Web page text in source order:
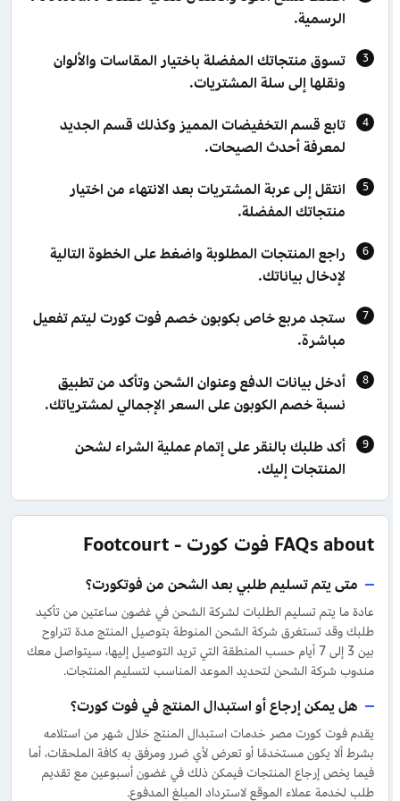
الرسمية.
تسوق منتجاتك المفضلة باختيار المقاسات والألوان
ونقلها إلى سلة المشتريات.
تابع قسم التخفيضات المميز وكذلك قسم الجديد
لمعرفة أحدث الصيحات.
انتقل إلى عربة المشتريات بعد الانتهاء من اختيار
منتجاتك المفضلة.
راجع المنتجات المطلوبة واضغط على الخطوة التالية
لإدخال بياناتك.
ستجد مربع خاص بكوبون خصم فوت كورت ليتم تفعيل
مباشرة.
أدخل بيانات الدفع وعنوان الشحن وتأكد من تطبيق
نسبة خصم الكوبون على السعر الإجمالي لمشترياتك.
أكد طلبك بالنقر على إتمام عملية الشراء لشحن
المنتجات إليك.
FAQs about فوت كورت - Footcourt
متى يتم تسليم طلبي بعد الشحن من فوتكورت؟
عادة ما يتم تسليم الطلبات لشركة الشحن في غضون ساعتين من تأكيد
طلبك وقد تستغرق شركة الشحن المنوطة بتوصيل المنتج مدة تتراوح
بين 3 إلى 7 أيام حسب المنطقة التي تريد التوصيل إليها، سيتواصل معك
مندوب شركة الشحن لتحديد الموعد المناسب لتسليم المنتجات.
هل يمكن إرجاع أو استبدال المنتج في فوت كورت؟
يقدم فوت كورت مصر خدمات استبدال المنتج خلال شهر من استلامه
بشرط ألا يكون مستخدمًا أو تعرض لأي ضرر ومرفق به كافة الملحقات، أما
فيما يخص إرجاع المنتجات فيمكن ذلك في غضون أسبوعين مع تقديم
طلب لخدمة عملاء الموقع لاسترداد المبلغ المدفوع.